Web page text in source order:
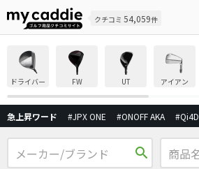
クチコミ 54,059件
ドライバー FW UT アイアン
急上昇ワード #JPX ONE #ONOFF AKA #Qi4D
search